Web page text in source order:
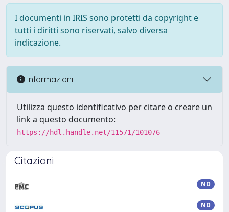
I documenti in IRIS sono protetti da copyright e
tutti i diritti sono riservati, salvo diversa
indicazione.
Informazioni
Utilizza questo identificativo per citare o creare un
link a questo documento:
https://hdl.handle.net/11571/101076
Citazioni
ND
ND